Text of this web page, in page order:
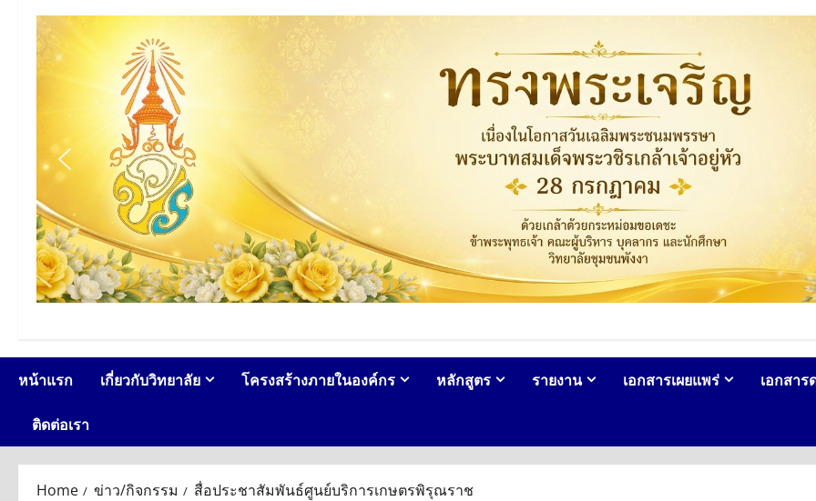
หน้าแรก เกี่ยวกับวิทยาลัย โครงสร้างภายในองค์กร หลักสูตร รายงาน เอกสารเผยแพร่ เอกสา
ติดต่อเรา
Home ข่าว/กิจกรรม สื่อประชาสัมพันธ์ศูนย์บริการเกษตรพิรุณราช